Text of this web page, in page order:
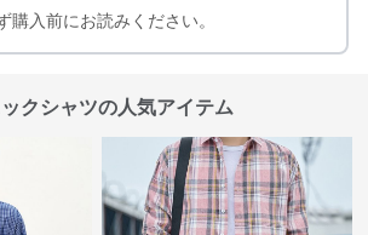
購入前にお読みください。
クシャツの人気アイテム